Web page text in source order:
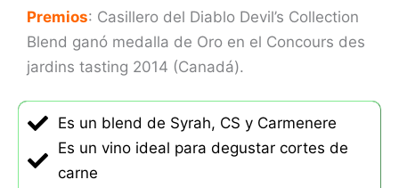
Premios: Casillero del Diablo Devil’s Collection
Blend ganó medalla de Oro en el Concours des
jardins tasting 2014 (Canadá).
Es un blend de Syrah, CS y Carmenere
Es un vino ideal para degustar cortes de
carne